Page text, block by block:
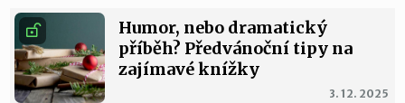
3. 12. 2025
Humor, nebo dramatický
příběh? Předvánoční tipy na
zajímavé knížky